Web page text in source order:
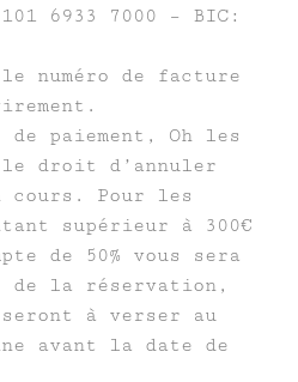
6933 7000 – BIC:
numéro de facture
paiement, Oh les
droit d’annuler
cours. Pour les
supérieur à 300€
de 50% vous sera
de la réservation,
à verser au
avant la date de